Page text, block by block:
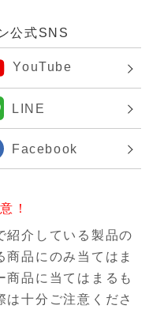
公式SNS
YouTube
LINE
Facebook
！
紹介している製品の
品にのみ当てはま
商品に当てはまるも
十分ご注意くださ